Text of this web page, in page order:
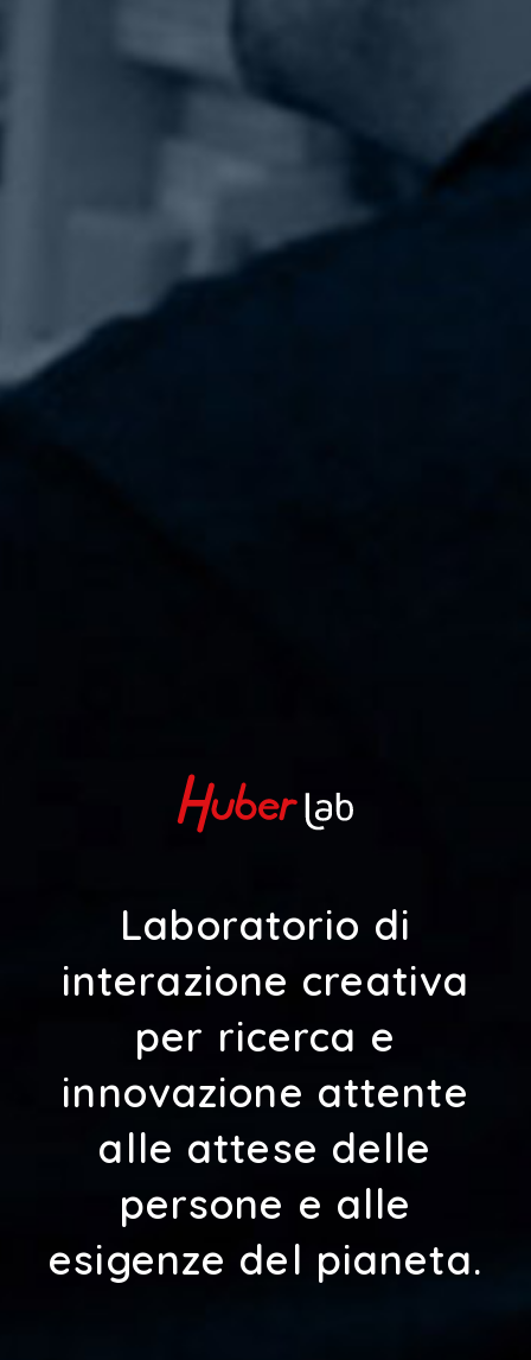
Laboratorio di
interazione creativa
per ricerca e
innovazione attente
alle attese delle
persone e alle
esigenze del pianeta.